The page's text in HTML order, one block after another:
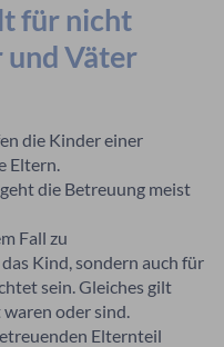
für nicht
Väter
die Kinder einer
Eltern.
die Betreuung meist
Fall zu
Kind, sondern auch für
sein. Gleiches gilt
oder sind.
Elternteil